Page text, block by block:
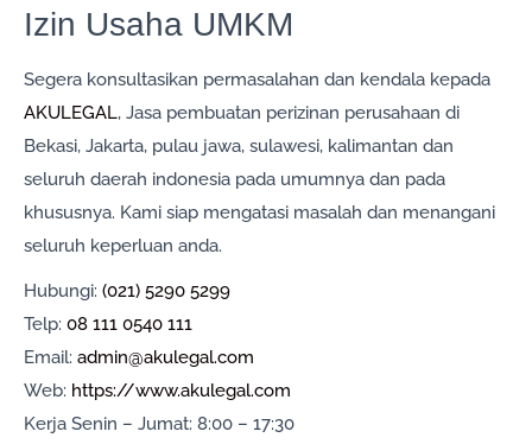
Izin Usaha UMKM
Segera konsultasikan permasalahan dan kendala kepada
AKULEGAL, Jasa pembuatan perizinan perusahaan di
Bekasi, Jakarta, pulau jawa, sulawesi, kalimantan dan
seluruh daerah indonesia pada umumnya dan pada
khususnya. Kami siap mengatasi masalah dan menangani
seluruh keperluan anda.
Hubungi: (021) 5290 5299
Telp: 08 111 0540 111
Email: admin@akulegal.com
Web: https://www.akulegal.com
Kerja Senin – Jumat: 8:00 – 17:30